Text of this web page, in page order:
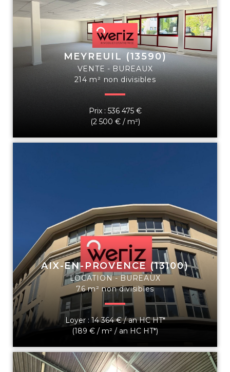
MEYREUIL (13590)
VENTE - BUREAUX
214 m² non divisibles
Prix : 536 475 €
(2 500 € / m²)
AIX-EN-PROVENCE (13100)
LOCATION - BUREAUX
76 m² non divisibles
Loyer : 14 364 € / an HC HT*
(189 € / m² / an HC HT*)